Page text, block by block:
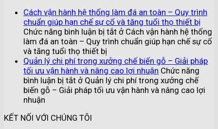
Cách vận hành hệ thống làm đá an toàn – Quy trình
chuẩn giúp hạn chế sự cố và tăng tuổi thọ thiết bị
Chức năng bình luận bị tắt ở Cách vận hành hệ thống
làm đá an toàn – Quy trình chuẩn giúp hạn chế sự cố
và tăng tuổi thọ thiết bị
Quản lý chi phí trong xưởng chế biến gỗ – Giải pháp
tối ưu vận hành và nâng cao lợi nhuận Chức năng
bình luận bị tắt ở Quản lý chi phí trong xưởng chế
biến gỗ – Giải pháp tối ưu vận hành và nâng cao lợi
nhuận
KẾT NỐI VỚI CHÚNG TÔI